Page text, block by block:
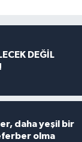
DEĞİL
daha yeşil bir
olma